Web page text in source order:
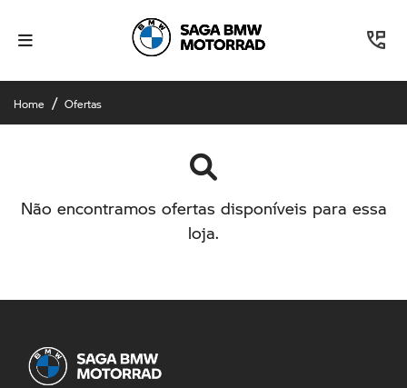
Home Ofertas
Não encontramos ofertas disponíveis para essa
loja.